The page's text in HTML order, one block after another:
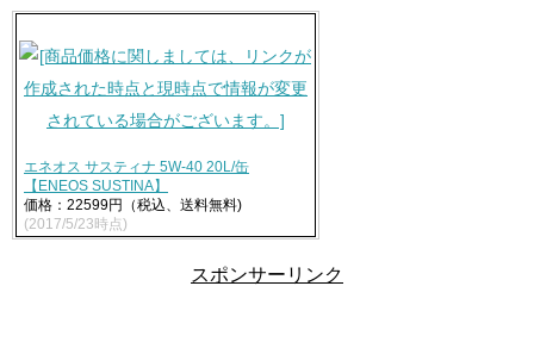
エネオス サスティナ 5W-40 20L/缶
【ENEOS SUSTINA】
価格：22599円（税込、送料無料)
(2017/5/23時点)
スポンサーリンク